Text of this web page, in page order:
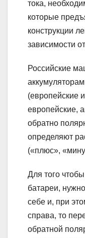
тока,
которые
конструкции
зависимости
Российские
(европейские
европейские,
обратно
определяют
(«плюс»,
Для того
батареи,
себе и, при
справа, то
обратной